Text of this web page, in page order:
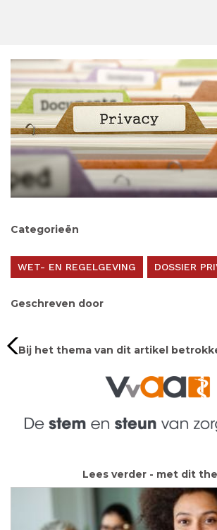
Categorieën
WET- EN REGELGEVING DOSSIER
Geschreven door
Bij het thema van dit artikel
Lees verder - met dit